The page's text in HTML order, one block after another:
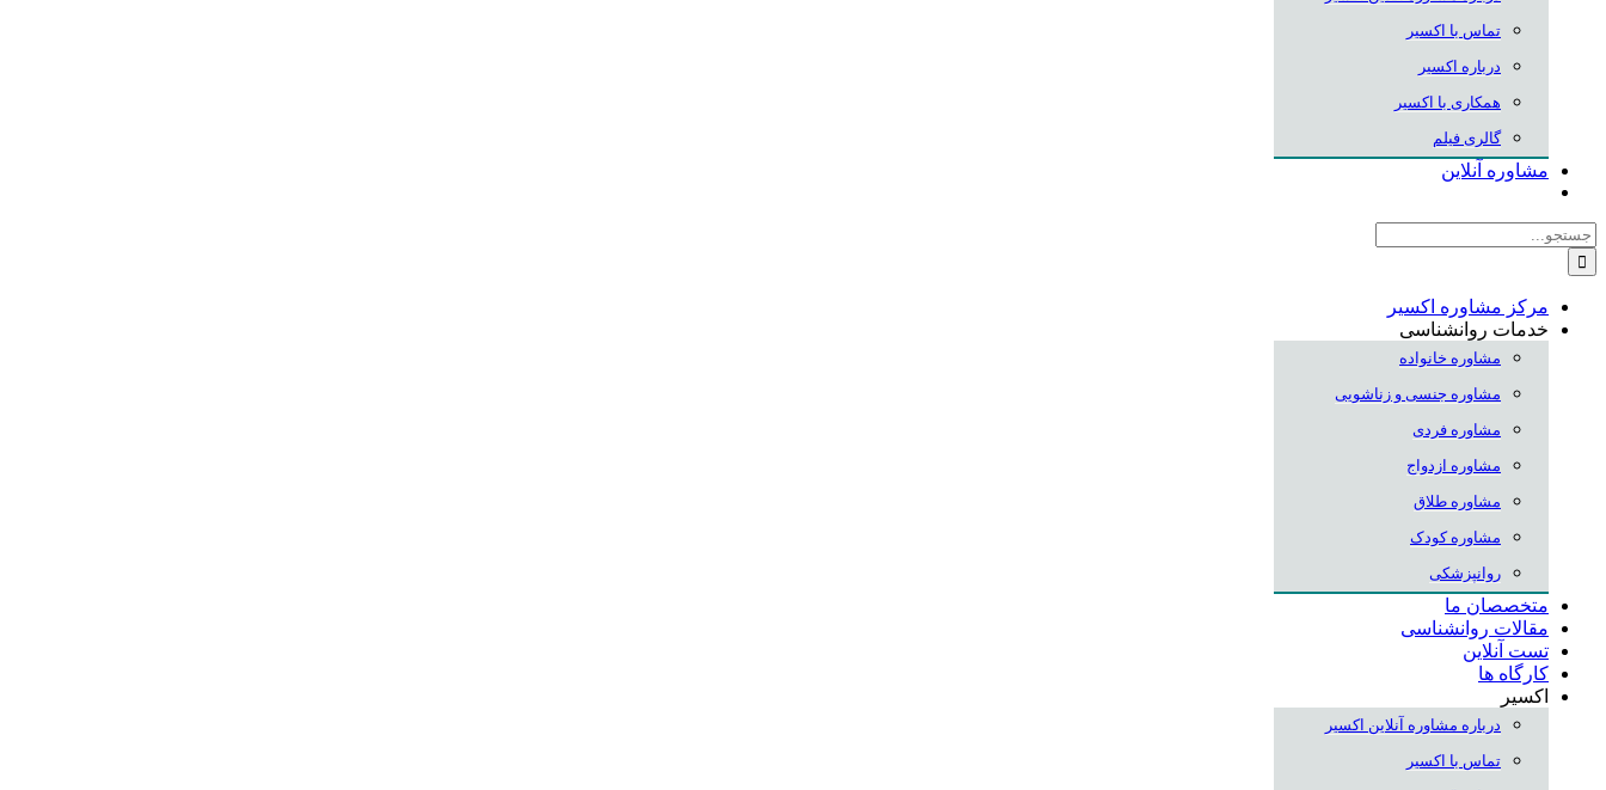
تماس با اکسیر
درباره اکسیر
همکاری با اکسیر
گالری فیلم
مشاوره آنلاین
جستجو
برای:
مرکز مشاوره اکسیر
خدمات روانشناسی
مشاوره خانواده
مشاوره جنسی و زناشویی
مشاوره فردی
مشاوره ازدواج
مشاوره طلاق
مشاوره کودک
روانپزشکی
متخصصان ما
مقالات روانشناسی
تست آنلاین
کارگاه ها
اکسیر
درباره مشاوره آنلاین اکسیر
تماس با اکسیر